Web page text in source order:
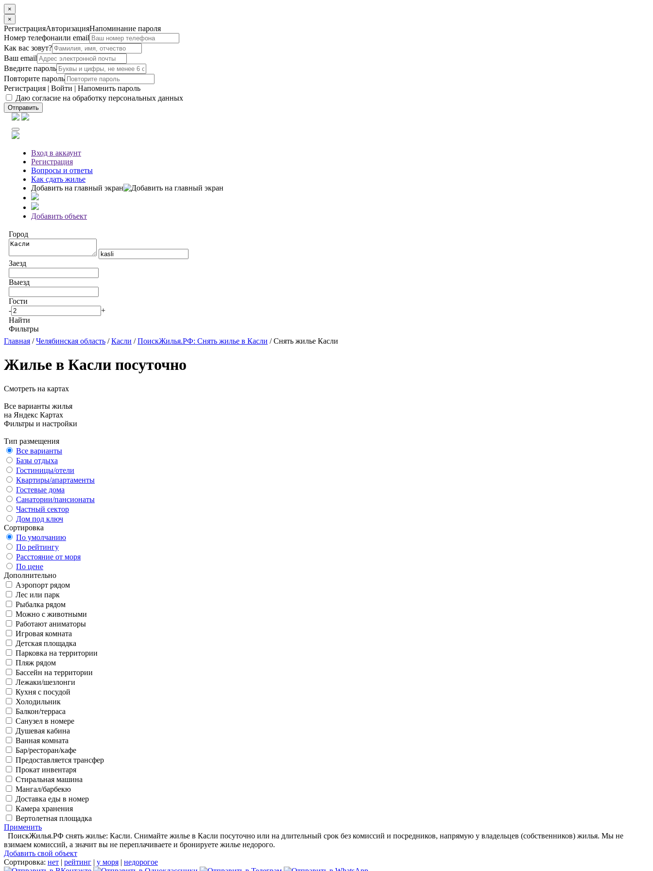
×
×
РегистрацияАвторизацияНапоминание пароля
Номер телефонаили email
Как вас зовут?
Ваш email
Введите пароль
Повторите пароль
Регистрация | Войти | Напомнить пароль
Даю согласие на обработку персональных данных
Отправить
Вход в аккаунт
Регистрация
Вопросы и ответы
Как сдать жилье
Добавить на главный экран
Добавить объект
Город
Заезд
Выезд
Гости
-
+
Найти
Фильтры
Главная /Челябинская область /Касли /ПоискЖилья.РФ: Снять жилье в Касли / Снять жилье Касли
Жилье в Касли посуточно
Смотреть на картах
Все варианты жилья
на Яндекс Картах
Фильтры и настройки
Тип размещения
Все варианты
Базы отдыха
Гостиницы/отели
Квартиры/апартаменты
Гостевые дома
Санатории/пансионаты
Частный сектор
Дом под ключ
Сортировка
По умолчанию
По рейтингу
Расстояние от моря
По цене
Дополнительно
Аэропорт рядом
Лес или парк
Рыбалка рядом
Можно с животными
Работают аниматоры
Игровая комната
Детская площадка
Парковка на территории
Пляж рядом
Бассейн на территории
Лежаки/шезлонги
Кухня с посудой
Холодильник
Балкон/терраса
Санузел в номере
Душевая кабина
Ванная комната
Бар/ресторан/кафе
Предоставляется трансфер
Прокат инвентаря
Стиральная машина
Мангал/барбекю
Доставка еды в номер
Камера хранения
Вертолетная площадка
Применить
ПоискЖилья.РФ снять жилье: Касли. Снимайте жилье в Касли посуточно или на длительный срок без комиссий и посредников, напрямую у владельцев (собственников) жилья. Мы не
взимаем комиссий, а значит вы не переплачиваете и бронируете жилье недорого.
Добавить свой объект
Сортировка: нет | рейтинг | у моря | недорогое